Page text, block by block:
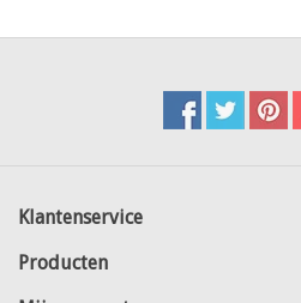
Klantenservice
Producten